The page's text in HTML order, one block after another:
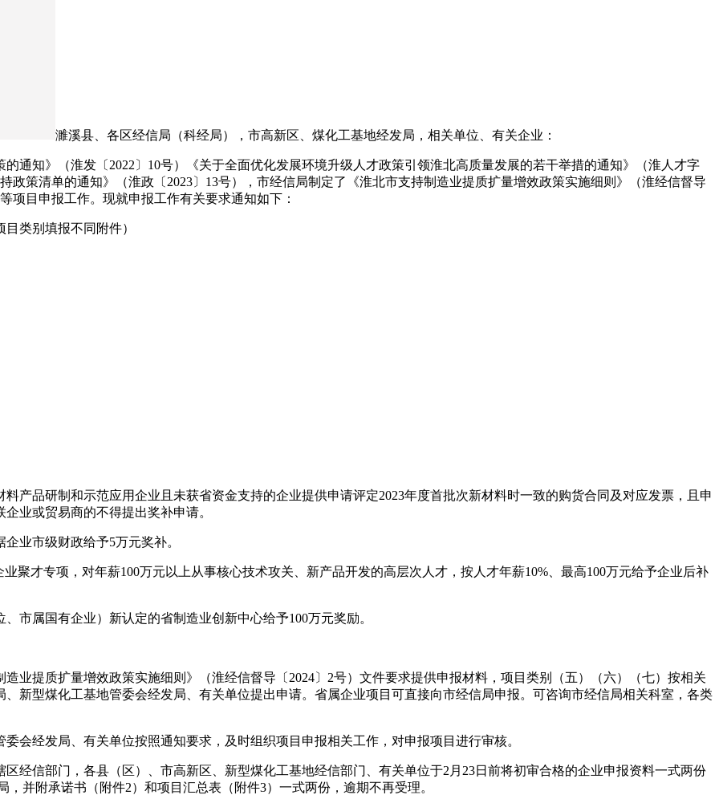
濉溪县、各区经信局（科经局），市高新区、煤化工基地经发局，相关单位、有关企业：
通知》（淮发〔2022〕10号）《关于全面优化发展环境升级人才政策引领淮北高质量发展的若干举措的通知》（淮人才字
政策清单的通知》（淮政〔2023〕13号），市经信局制定了《淮北市支持制造业提质扩量增效政策实施细则》（淮经信督导
项目申报工作。现就申报工作有关要求通知如下：
类别填报不同附件）
产品研制和示范应用企业且未获省资金支持的企业提供申请评定2023年度首批次新材料时一致的购货合同及对应发票，且申
业或贸易商的不得提出奖补申请。
业市级财政给予5万元奖补。
聚才专项，对年薪100万元以上从事核心技术攻关、新产品开发的高层次人才，按人才年薪10%、最高100万元给予企业后补
市属国有企业）新认定的省制造业创新中心给予100万元奖励。
业提质扩量增效政策实施细则》（淮经信督导〔2024〕2号）文件要求提供申报材料，项目类别（五）（六）（七）按相关
新型煤化工基地管委会经发局、有关单位提出申请。省属企业项目可直接向市经信局申报。可咨询市经信局相关科室，各类
会经发局、有关单位按照通知要求，及时组织项目申报相关工作，对申报项目进行审核。
经信部门，各县（区）、市高新区、新型煤化工基地经信部门、有关单位于2月23日前将初审合格的企业申报资料一式两份
并附承诺书（附件2）和项目汇总表（附件3）一式两份，逾期不再受理。